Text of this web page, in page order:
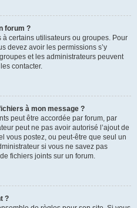
forum ?
certains utilisateurs ou groupes. Pour
devez avoir les permissions s’y
et les administrateurs peuvent
contacter.
à mon message ?
peut être accordée par forum, par
peut ne pas avoir autorisé l’ajout de
vous postez, ou peut-être que seul un
si vous ne savez pas
fichiers joints sur un forum.
?